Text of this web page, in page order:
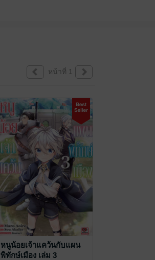
หน้าที่ 1
หนูน้อยเจ้าแคว้นกับแผน
พิทักษ์เมือง เล่ม 3